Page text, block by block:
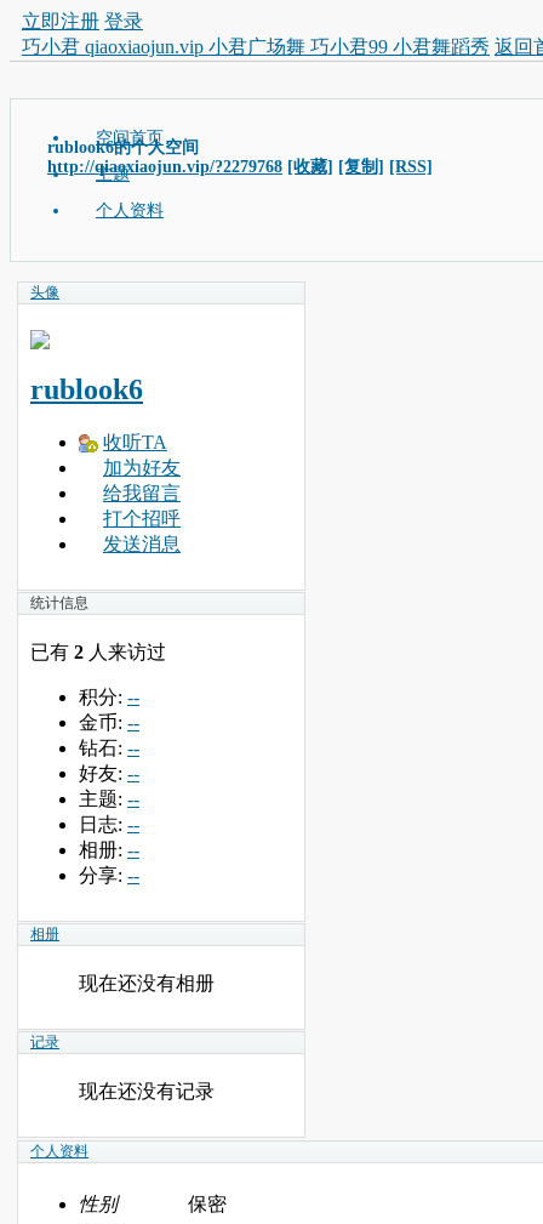
立即注册 登录
巧小君 qiaoxiaojun.vip 小君广场舞 巧小君99 小君舞蹈秀 返回
rublook6的个人空间
http://qiaoxiaojun.vip/?2279768 [收藏] [复制] [RSS]
空间首页
主题
个人资料
头像
rublook6
收听TA
加为好友
给我留言
打个招呼
发送消息
统计信息
已有 2 人来访过
积分: --
金币: --
钻石: --
好友: --
主题: --
日志: --
相册: --
分享: --
相册
现在还没有相册
记录
现在还没有记录
个人资料
性别
保密